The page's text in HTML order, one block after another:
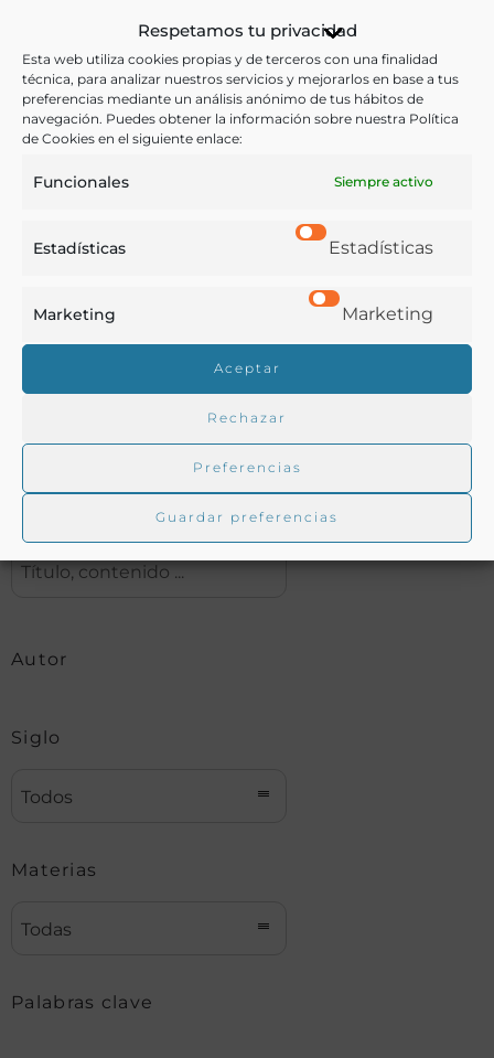
Respetamos tu privacidad
Esta web utiliza cookies propias y de terceros con una finalidad
técnica, para analizar nuestros servicios y mejorarlos en base a tus
preferencias mediante un análisis anónimo de tus hábitos de
navegación. Puedes obtener la información sobre nuestra Política
de Cookies en el siguiente enlace:
Funcionales Siempre activo
Estadísticas Estadísticas
Marketing Marketing
Aceptar
Rechazar
Preferencias
Guardar preferencias
Gastronomía,Hostelería,Menús
Ver más libros con las palabras clave:
Cartas de restaurante,Hostelería,Rosas (Cataluña)
Buscar en la biblioteca
Biblioteca digital Duque de Ahumada
Autor
Siglo
Todos
Materias
Todas
Palabras clave